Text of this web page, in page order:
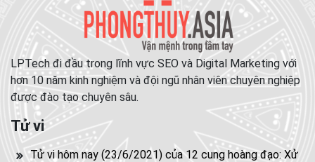
LPTech đi đầu trong lĩnh vực SEO và Digital Marketing với
hơn 10 năm kinh nghiệm và đội ngũ nhân viên chuyên nghiệp
được đào tạo chuyên sâu.
Tử vi
Tử vi hôm nay (23/6/2021) của 12 cung hoàng đạo: Xử